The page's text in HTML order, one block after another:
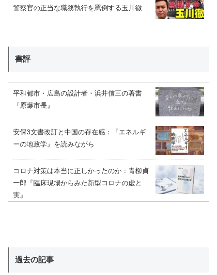
警察官の正当な職務執行を罵倒する玉川徹
書評
平和都市・広島の設計者・浜井信三の著書
『原爆市長』
安保3文書改訂と中国の存在感：『エネルギ
ーの地政学』を読みながら
コロナ対策は本当に正しかったのか：青柳貞
一郎『臨床現場からみた新型コロナの虚と
実』
過去の記事